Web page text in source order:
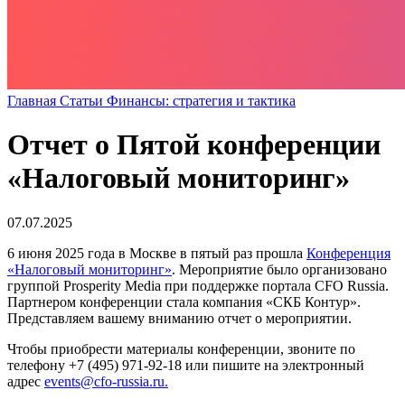
Главная Статьи Финансы: стратегия и тактика
Отчет о Пятой конференции
«Налоговый мониторинг»
07.07.2025
6 июня 2025 года в Москве в пятый раз прошла Конференция
«Налоговый мониторинг». Мероприятие было организовано
группой Prosperity Media при поддержке портала CFO Russia.
Партнером конференции стала компания «СКБ Контур».
Представляем вашему вниманию отчет о мероприятии.
Чтобы приобрести материалы конференции, звоните по
телефону +7 (495) 971-92-18 или пишите на электронный
адрес events@cfo-russia.ru.